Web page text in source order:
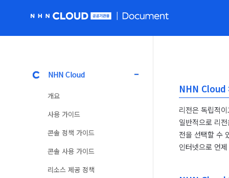
NHN Cloud
개요
사용 가이드
콘솔 정책 가이드
콘솔 사용 가이드
리소스 제공 정책
NHN Cloud
리전은 독립적
일반적으로 리
전을 선택할 수
인터넷으로 언